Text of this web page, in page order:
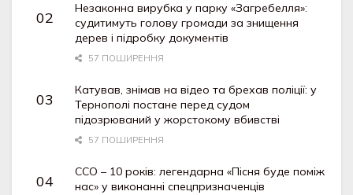
Незаконна вирубка у парку «Загребелля»:
судитимуть голову громади за знищення
дерев і підробку документів
57 ПОШИРЕННЯ
Катував, знімав на відео та брехав поліції: у
Тернополі постане перед судом
підозрюваний у жорстокому вбивстві
57 ПОШИРЕННЯ
ССО – 10 років: легендарна «Пісня буде поміж
нас» у виконанні спецпризначенців